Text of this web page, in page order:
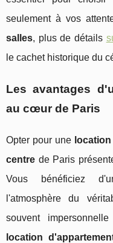
seulement à vos
salles, plus de détails
le cachet historique du
Les avantages
au cœur de Paris
Opter pour une
centre de Paris
Vous bénéficiez
l'atmosphère du
souvent
location